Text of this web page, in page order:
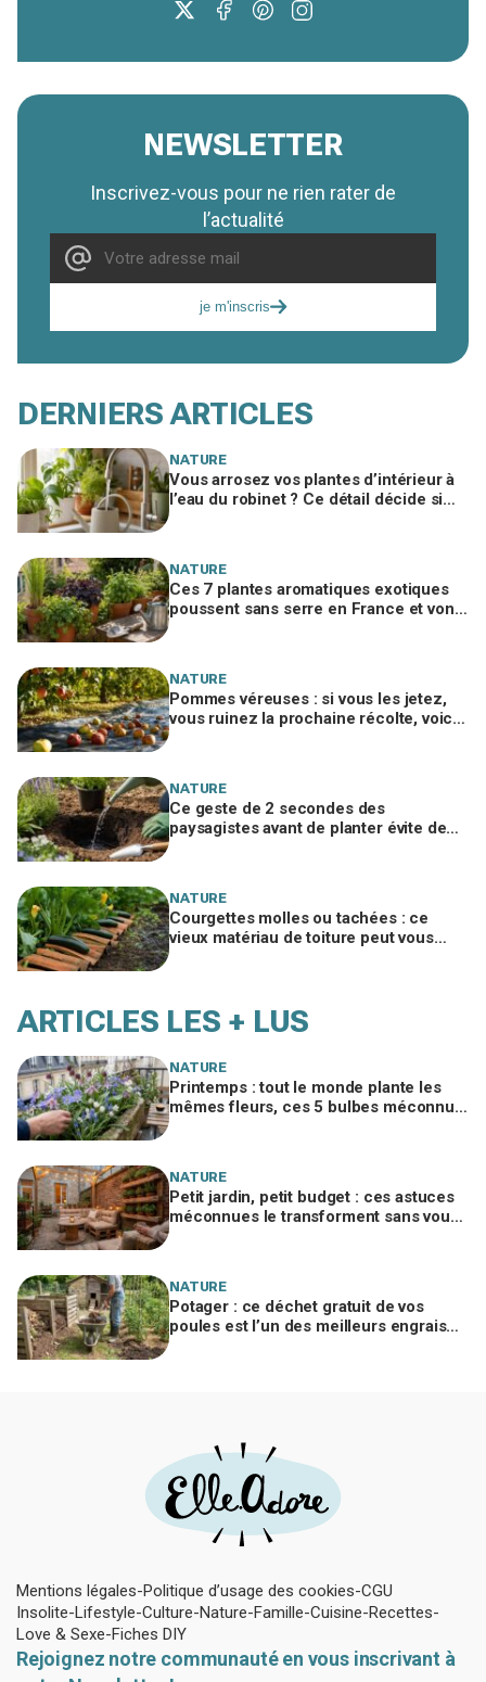
NEWSLETTER
Inscrivez-vous pour ne rien rater de
l’actualité
je m'inscris
DERNIERS ARTICLES
NATURE
Vous arrosez vos plantes d’intérieur à
l’eau du robinet ? Ce détail décide si
NATURE
Ces 7 plantes aromatiques exotiques
poussent sans serre en France et vont
NATURE
Pommes véreuses : si vous les jetez,
vous ruinez la prochaine récolte, voici
NATURE
Ce geste de 2 secondes des
paysagistes avant de planter évite de
NATURE
Courgettes molles ou tachées : ce
vieux matériau de toiture peut vous
ARTICLES LES + LUS
NATURE
Printemps : tout le monde plante les
mêmes fleurs, ces 5 bulbes méconnus
NATURE
Petit jardin, petit budget : ces astuces
méconnues le transforment sans vous
NATURE
Potager : ce déchet gratuit de vos
poules est l’un des meilleurs engrais
Mentions légales Politique d’usage des cookies CGU
Insolite Lifestyle Culture Nature Famille Cuisine Recettes
Love & Sexe Fiches DIY
Rejoignez notre communauté en vous inscrivant à